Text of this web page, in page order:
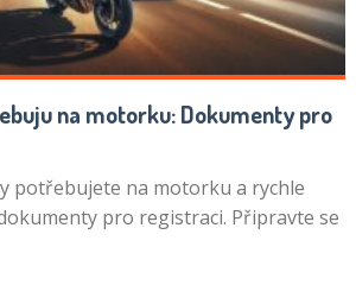
na motorku: Dokumenty pro
potřebujete na motorku a rychle
pro registraci. Připravte se